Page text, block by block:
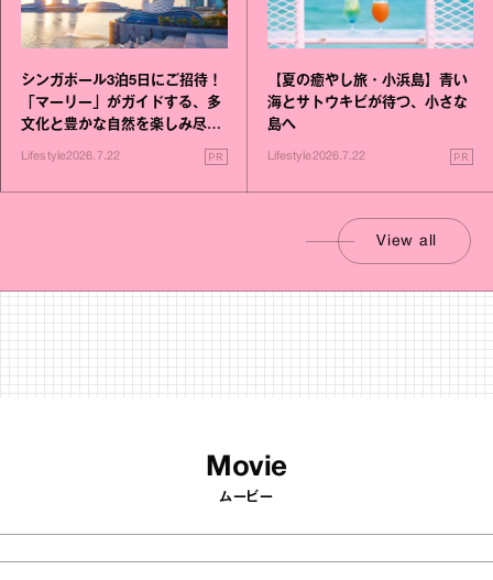
シンガポール3泊5日にご招待！
「マーリー」がガイドする、多
文化と豊かな自然を楽しみ尽く
Lifestyle2026.7.22 PR
【夏の癒やし旅・小浜島】青い
海とサトウキビが待つ、小さな
島へ
Lifestyle2026.7.22 PR
View all
Movie
ムービー